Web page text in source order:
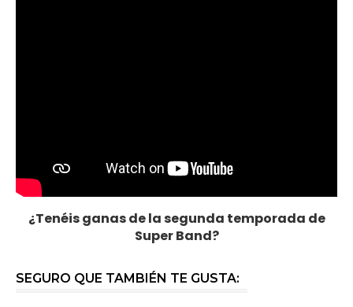
¿Tenéis ganas de la segunda temporada de
Super Band?
SEGURO QUE TAMBIÉN TE GUSTA: